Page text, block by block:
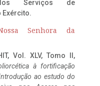
Serviços de
Exército.
Senhora da
Vol. XLV, Tomo II,
à fortificação
ao estudo do